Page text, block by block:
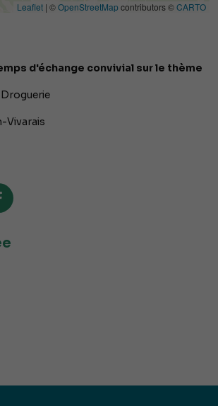
Leaflet | ©OpenStreetMap contributors ©CARTO
d'échange convivial sur le thème
Vivarais